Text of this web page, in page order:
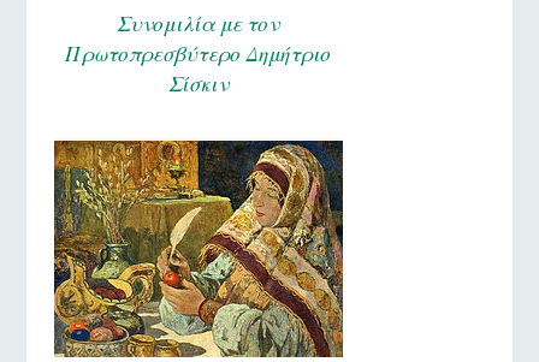
Συνομιλία με τον
Πρωτοπρεσβύτερο Δημήτριο
Σίσκιν